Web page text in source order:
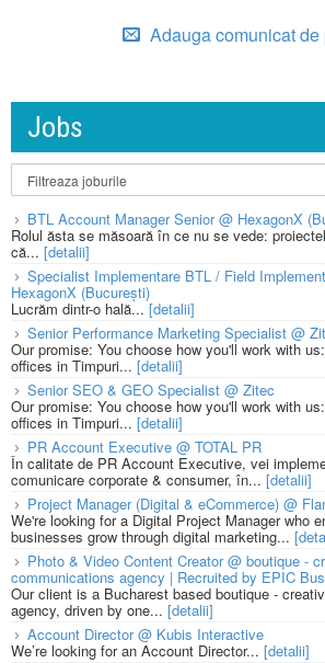
Adauga comunicat de
Jobs
BTL Account Manager Senior @ HexagonX
Rolul ăsta se măsoară în ce nu se vede:
că... [detalii]
Specialist Implementare BTL / Field
HexagonX (București)
Lucrăm dintr-o hală...[detalii]
Senior Performance Marketing Specialist @
Our promise: You choose how you'll work with
offices in Timpuri... [detalii]
Senior SEO & GEO Specialist @ Zitec
Our promise: You choose how you'll work with
offices in Timpuri... [detalii]
PR Account Executive @ TOTAL PR
În calitate de PR Account Executive, vei
comunicare corporate & consumer, în... [detalii]
Project Manager (Digital & eCommerce) @
We're looking for a Digital Project Manager who
businesses grow through digital marketing...
Photo & Video Content Creator @ boutique -
communications agency | Recruited by EPIC
Our client is a Bucharest based boutique -
agency, driven by one... [detalii]
Account Director @ Kubis Interactive
We’re looking for an Account Director... [detalii]